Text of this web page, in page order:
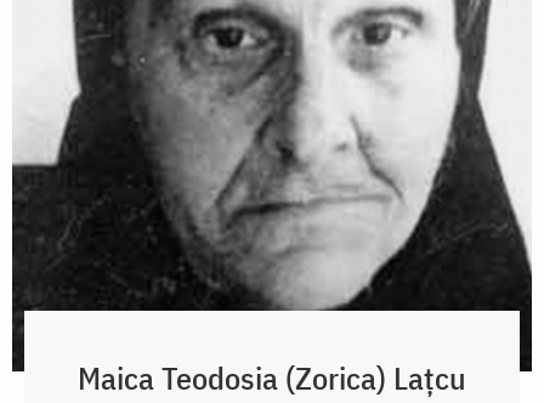
Maica Teodosia (Zorica) Lațcu